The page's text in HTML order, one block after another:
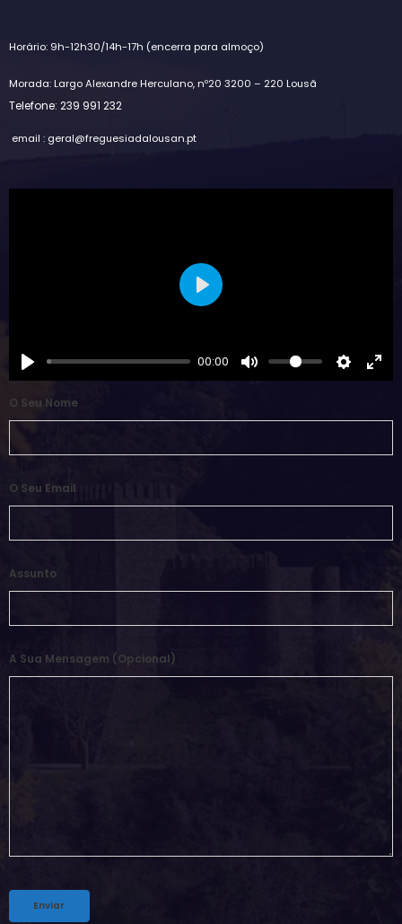
Horário: 9h-12h30/14h-17h (encerra para almoço)
Morada: Largo Alexandre Herculano, nº20 3200 – 220 Lousã
Telefone: 239 991 232
email : geral@freguesiadalousan.pt
00:00
Play
O Seu Nome
O Seu Email
Assunto
A Sua Mensagem (opcional)